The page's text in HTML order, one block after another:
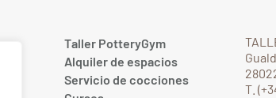
Taller PotteryGym
Alquiler de espacios
Servicio de cocciones
T.